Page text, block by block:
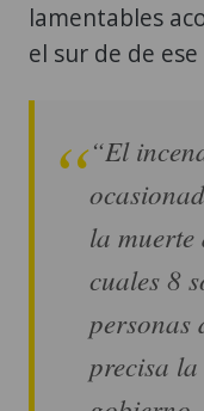
lamentables
el sur de de
“El
la muerte
cuales 8
personas
precisa